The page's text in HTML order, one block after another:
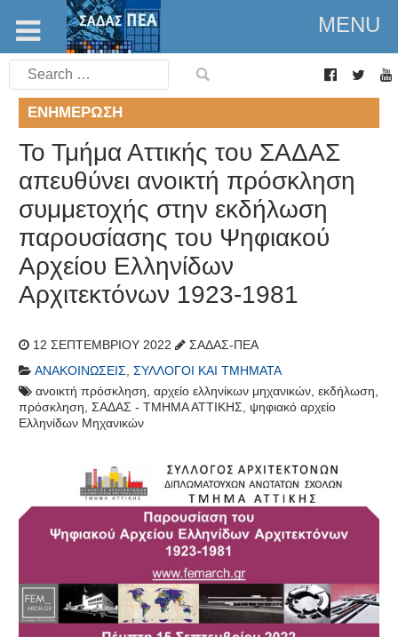
MENU
Search
for:
ΕΝΗΜΈΡΩΣΗ
Το Τμήμα Αττικής του ΣΑΔΑΣ
απευθύνει ανοικτή πρόσκληση
συμμετοχής στην εκδήλωση
παρουσίασης του Ψηφιακού
Αρχείου Ελληνίδων
Αρχιτεκτόνων 1923-1981
12 ΣΕΠΤΕΜΒΡΊΟΥ 2022
ΣΑΔΑΣ-ΠΕΑ
ΑΝΑΚΟΙΝΏΣΕΙΣ, ΣΎΛΛΟΓΟΙ ΚΑΙ ΤΜΉΜΑΤΑ
ανοικτή πρόσκληση, αρχείο ελληνίκων μηχανικών, εκδήλωση,
πρόσκληση, ΣΑΔΑΣ - ΤΜΗΜΑ ΑΤΤΙΚΗΣ, ψηφιακό αρχείο
Ελληνίδων Μηχανικών